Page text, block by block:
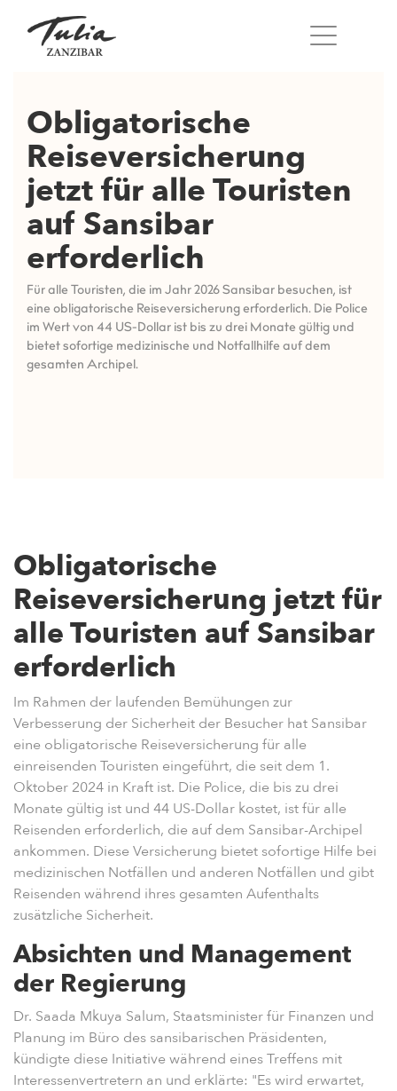
Inhalt
springen
Obligatorische
Reiseversicherung
jetzt für alle Touristen
auf Sansibar
erforderlich
Für alle Touristen, die im Jahr 2026 Sansibar besuchen, ist
eine obligatorische Reiseversicherung erforderlich. Die Police
im Wert von 44 US-Dollar ist bis zu drei Monate gültig und
bietet sofortige medizinische und Notfallhilfe auf dem
gesamten Archipel.
Obligatorische
Reiseversicherung jetzt für
alle Touristen auf Sansibar
erforderlich
Im Rahmen der laufenden Bemühungen zur
Verbesserung der Sicherheit der Besucher hat Sansibar
eine obligatorische Reiseversicherung für alle
einreisenden Touristen eingeführt, die seit dem 1.
Oktober 2024 in Kraft ist. Die Police, die bis zu drei
Monate gültig ist und 44 US-Dollar kostet, ist für alle
Reisenden erforderlich, die auf dem Sansibar-Archipel
ankommen. Diese Versicherung bietet sofortige Hilfe bei
medizinischen Notfällen und anderen Notfällen und gibt
Reisenden während ihres gesamten Aufenthalts
zusätzliche Sicherheit.
Absichten und Management
der Regierung
Dr. Saada Mkuya Salum, Staatsminister für Finanzen und
Planung im Büro des sansibarischen Präsidenten,
kündigte diese Initiative während eines Treffens mit
Interessenvertretern an und erklärte: "Es wird erwartet,